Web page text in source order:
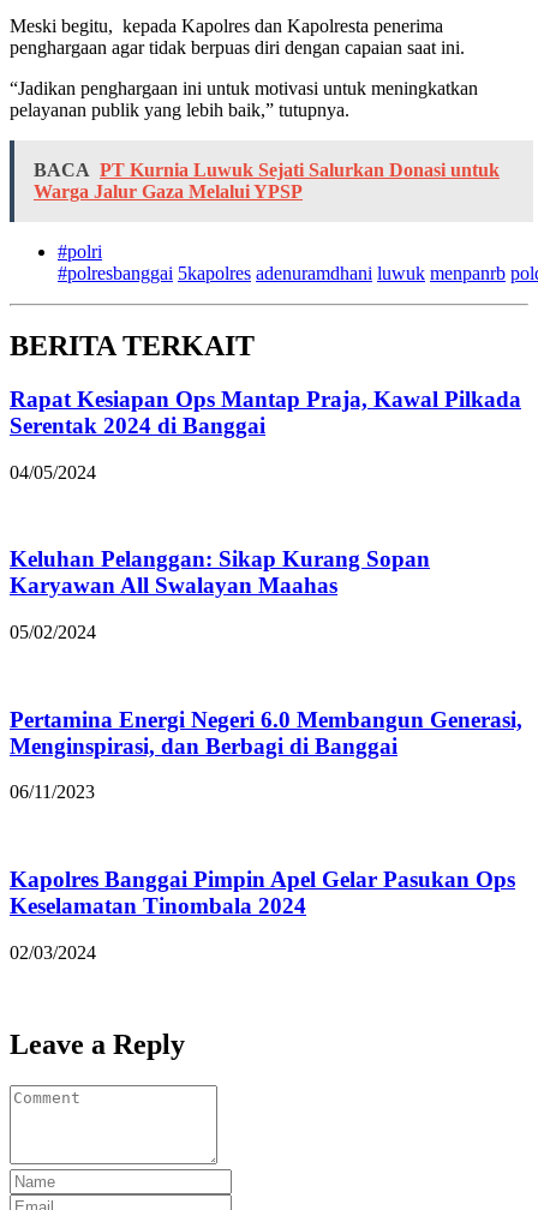
Meski begitu, kepada Kapolres dan Kapolresta penerima
penghargaan agar tidak berpuas diri dengan capaian saat ini.
“Jadikan penghargaan ini untuk motivasi untuk meningkatkan
pelayanan publik yang lebih baik,” tutupnya.
BACA PT Kurnia Luwuk Sejati Salurkan Donasi untuk
Warga Jalur Gaza Melalui YPSP
#polri
#polresbanggai 5kapolres adenuramdhani luwuk menpanrb
BERITA TERKAIT
Rapat Kesiapan Ops Mantap Praja, Kawal Pilkada
Serentak 2024 di Banggai
04/05/2024
Keluhan Pelanggan: Sikap Kurang Sopan
Karyawan All Swalayan Maahas
05/02/2024
Pertamina Energi Negeri 6.0 Membangun Generasi,
Menginspirasi, dan Berbagi di Banggai
06/11/2023
Kapolres Banggai Pimpin Apel Gelar Pasukan Ops
Keselamatan Tinombala 2024
02/03/2024
Leave a Reply